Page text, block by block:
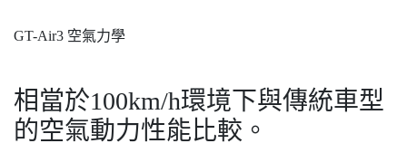
GT-Air3 空氣力學
相當於100km/h環境下與傳統車型
的空氣動力性能比較。